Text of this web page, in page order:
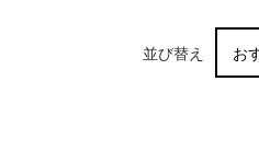
並び替え